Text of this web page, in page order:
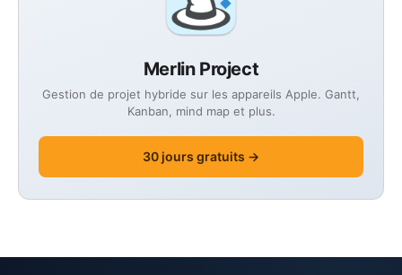
Merlin Project
Gestion de projet hybride sur les appareils Apple. Gantt,
Kanban, mind map et plus.
30 jours gratuits →